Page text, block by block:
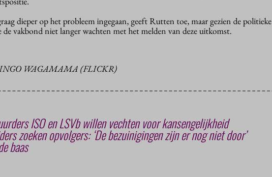
dieper op het probleem ingegaan, geeft Rutten toe, maar gezien de politieke
vakbond niet langer wachten met het melden van deze uitkomst.
WAGAMAMA (FLICKR)
ISO en LSVb willen vechten voor kansengelijkheid
zoeken opvolgers: ‘De bezuinigingen zijn er nog niet door’
baas